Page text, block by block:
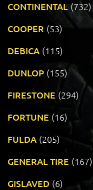
CONTINENTAL (732)
COOPER (53)
DEBICA (115)
DUNLOP (155)
FIRESTONE (294)
FORTUNE (16)
FULDA (205)
GENERAL TIRE (167)
GISLAVED (6)